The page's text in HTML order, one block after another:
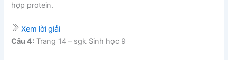
hợp protein.
Xem lời giải
Câu 4: Trang 14 – sgk Sinh học 9